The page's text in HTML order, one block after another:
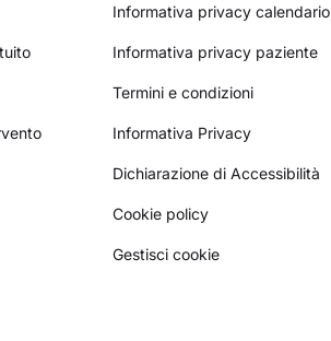
Informativa privacy calendario
Informativa privacy paziente
Termini e condizioni
Informativa Privacy
Dichiarazione di Accessibilità
Cookie policy
Gestisci cookie